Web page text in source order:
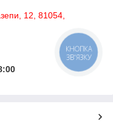
12, 81054,
КНОПКА
ЗВ'ЯЗКУ